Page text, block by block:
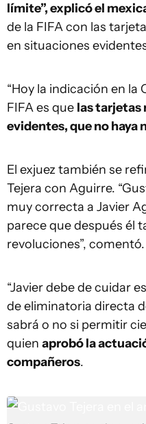
límite”, explicó el
de la FIFA con las
en situaciones
“Hoy la indicación en
FIFA es que las tarjetas
evidentes, que no haya
El exjuez también se
Tejera con Aguirre.
muy correcta a Javier
parece que después él
revoluciones”, comentó.
“Javier debe de cuidar
de eliminatoria directa
sabrá o no si permitir
quien aprobó la
compañeros.